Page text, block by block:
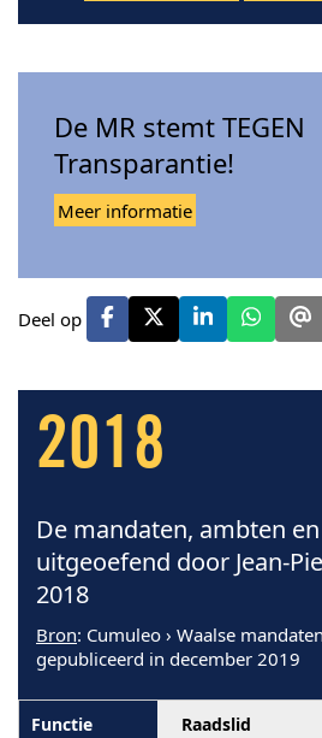
De MR stemt TEGEN
Transparantie!
Meer informatie
Deel op
2018
De mandaten, ambten
uitgeoefend door Jean-
2018
Bron: Cumuleo › Waalse
gepubliceerd in december 2019
Raadslid